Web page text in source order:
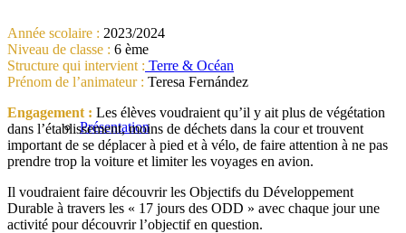
Présentation
Année scolaire : 2023/2024
Niveau de classe : 6 ème
Structure qui intervient : Terre & Océan
Prénom de l’animateur : Teresa Fernández
Engagement : Les élèves voudraient qu’il y ait plus de végétation
dans l’établissement, moins de déchets dans la cour et trouvent
important de se déplacer à pied et à vélo, de faire attention à ne pas
prendre trop la voiture et limiter les voyages en avion.
Il voudraient faire découvrir les Objectifs du Développement
Durable à travers les « 17 jours des ODD » avec chaque jour une
activité pour découvrir l’objectif en question.